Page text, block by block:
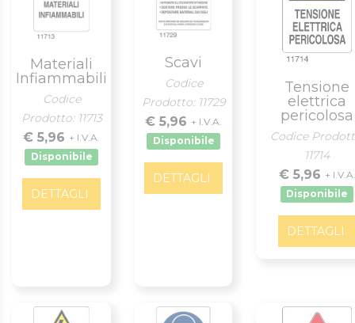
Materiali
Infiammabili
Codice
Prodotto: 11713
€ 5,96 + I.V.A.
Disponibile
DETTAGLI
Scavi
Codice
Prodotto: 11729
€ 5,96 + I.V.A.
Disponibile
DETTAGLI
Tensione
elettrica
pericolosa
Codice
11714
€ 5,96 + I.V.A.
Disponibile
DETTAGLI